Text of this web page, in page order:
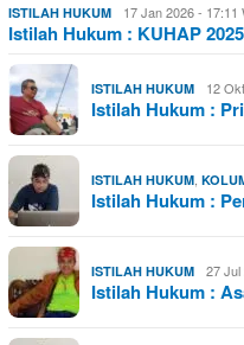
ISTILAH HUKUM 17 Jan 2026 - 17:11
Istilah Hukum : KUHAP 2025
ISTILAH HUKUM 12
Istilah Hukum :
ISTILAH HUKUM
Istilah Hukum :
ISTILAH HUKUM 27 Jul
Istilah Hukum :